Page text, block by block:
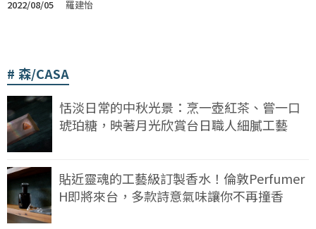
2022/08/05 羅建怡
森/CASA
恬淡日常的中秋光景：烹一壺紅茶、嘗一口
琥珀糖，映著月光欣賞台日職人細膩工藝
貼近靈魂的工藝級訂製香水！倫敦Perfumer
H即將來台，多款詩意氣味讓你不再撞香